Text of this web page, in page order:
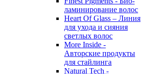
ламинирование волос
Heart Of Glass – Линия
для ухода и сияния
светлых волос
More Inside -
Авторские продукты
для стайлинга
Natural Tech -